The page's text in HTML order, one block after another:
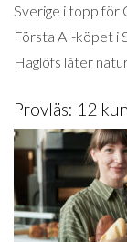
Sverige i topp
Första AI-köpet i
Haglöfs låter
Provläs: 12